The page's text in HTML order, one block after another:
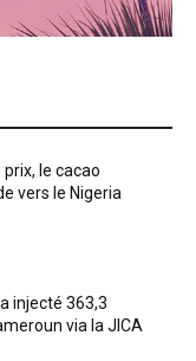
prix, le cacao
vers le Nigeria
injecté 363,3
via la JICA